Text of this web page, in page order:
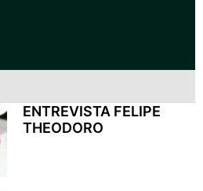
ENTREVISTA FELIPE
THEODORO